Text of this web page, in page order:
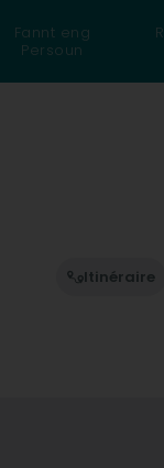
Fannt eng
Persoun
Itinéraire